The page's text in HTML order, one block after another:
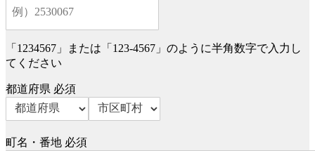
「1234567」または「123-4567」のように半角数字で入力し
てください
都道府県 必須
町名・番地 必須